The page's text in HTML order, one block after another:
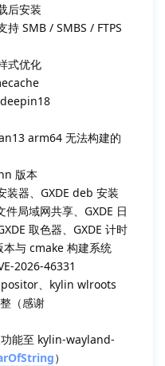
后安装
持 SMB / SMBS / FTPS
式优化
arm64 无法构建的
版本
装器、GXDE deb 安装
件局域网共享、GXDE 日
取色器、GXDE 计时
与 cmake 构建系统
2026-46331
、kylin wlroots
（感谢
能至 kylin-wayland-
）